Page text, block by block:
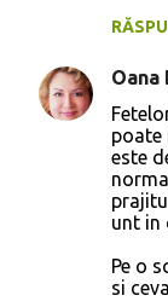
i
Oana
poate
este
unt in
Pe o
si